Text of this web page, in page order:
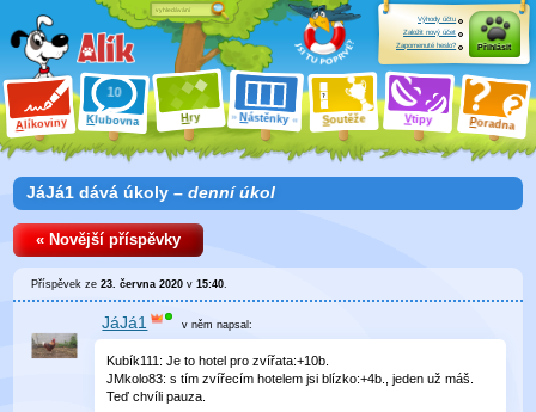
Alíkoviny Klubovna Hry Nástěnky Soutěže Vtipy Poradna
Výhody účtu
Založit nový účet
Zapomenuté heslo?
Přihlásit
JáJá1 dává úkoly – denní úkol
« Novější příspěvky
Příspěvek ze23. června 2020 v15:40.
JáJá1 v něm napsal:
Kubík111: Je to hotel pro zvířata:+10b.
JMkolo83: s tím zvířecím hotelem jsi blízko:+4b., jeden už máš.
Teď chvíli pauza.